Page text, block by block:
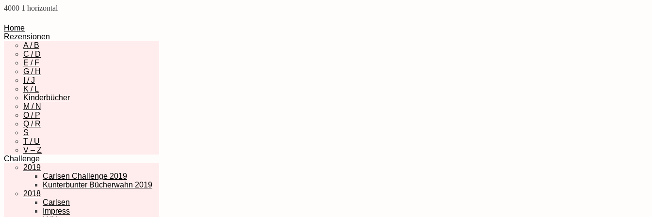
4000 1 horizontal
Home
Rezensionen
A / B
C / D
E / F
G / H
I / J
K / L
Kinderbücher
M / N
O / P
Q / R
S
T / U
V – Z
Challenge
2019
Carlsen Challenge 2019
Kunterbunter Bücherwahn 2019
2018
Carlsen
Impress